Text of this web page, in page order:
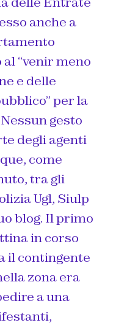
anche a
“venir meno
e delle
per la
gesto
degli agenti
come
tra gli
Ugl, Siulp
blog. Il primo
in corso
il contingente
zona era
a una